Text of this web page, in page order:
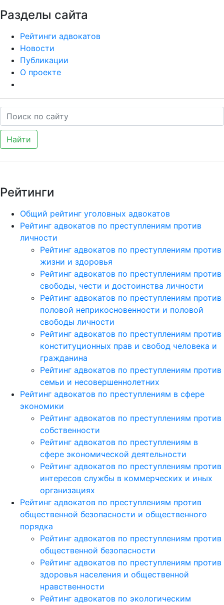
Разделы сайта
Рейтинги адвокатов
Новости
Публикации
О проекте
Найти
Рейтинги
Общий рейтинг уголовных адвокатов
Рейтинг адвокатов по преступлениям против
личности
Рейтинг адвокатов по преступлениям против
жизни и здоровья
Рейтинг адвокатов по преступлениям против
свободы, чести и достоинства личности
Рейтинг адвокатов по преступлениям против
половой неприкосновенности и половой
свободы личности
Рейтинг адвокатов по преступлениям против
конституционных прав и свобод человека и
гражданина
Рейтинг адвокатов по преступлениям против
семьи и несовершеннолетних
Рейтинг адвокатов по преступлениям в сфере
экономики
Рейтинг адвокатов по преступлениям против
собственности
Рейтинг адвокатов по преступлениям в
сфере экономической деятельности
Рейтинг адвокатов по преступлениям против
интересов службы в коммерческих и иных
организациях
Рейтинг адвокатов по преступлениям против
общественной безопасности и общественного
порядка
Рейтинг адвокатов по преступлениям против
общественной безопасности
Рейтинг адвокатов по преступлениям против
здоровья населения и общественной
нравственности
Рейтинг адвокатов по экологическим